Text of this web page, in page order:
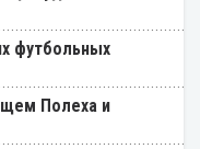
футбольных
Полеха и